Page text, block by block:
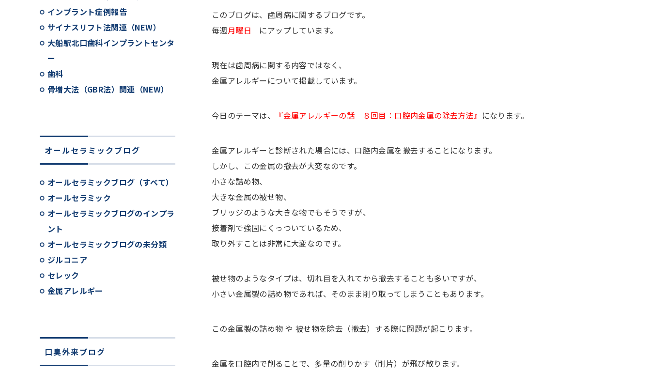
インプラント症例報告
サイナスリフト法関連（NEW）
大船駅北口歯科インプラントセンタ
ー
歯科
骨増大法（GBR法）関連（NEW）
オールセラミックブログ
オールセラミックブログ（すべて）
オールセラミック
オールセラミックブログのインプラ
ント
オールセラミックブログの未分類
ジルコニア
セレック
金属アレルギー
口臭外来ブログ
このブログは、歯周病に関するブログです。
毎週月曜日 にアップしています。
現在は歯周病に関する内容ではなく、
金属アレルギーについて掲載しています。
今日のテーマは、 『金属アレルギーの話 ８回目：口腔内金属の除去方法』 になります。
金属アレルギーと診断された場合には、口腔内金属を撤去することになります。
しかし、この金属の撤去が大変なのです。
小さな詰め物、
大きな金属の被せ物、
ブリッジのような大きな物でもそうですが、
接着剤で強固にくっついているため、
取り外すことは非常に大変なのです。
被せ物のようなタイプは、切れ目を入れてから撤去することも多いですが、
小さい金属製の詰め物であれば、そのまま削り取ってしまうこともあります。
この金属製の詰め物 や 被せ物を除去（撤去）する際に問題が起こります。
金属を口腔内で削ることで、多量の削りかす（削片）が飛び散ります。